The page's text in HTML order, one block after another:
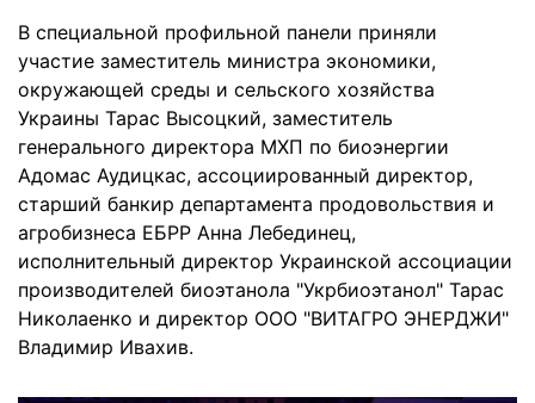
В специальной профильной панели приняли
участие заместитель министра экономики,
окружающей среды и сельского хозяйства
Украины Тарас Высоцкий, заместитель
генерального директора МХП по биоэнергии
Адомас Аудицкас, ассоциированный директор,
старший банкир департамента продовольствия и
агробизнеса ЕБРР Анна Лебединец,
исполнительный директор Украинской ассоциации
производителей биоэтанола "Укрбиоэтанол" Тарас
Николаенко и директор ООО "ВИТАГРО ЭНЕРДЖИ"
Владимир Ивахив.